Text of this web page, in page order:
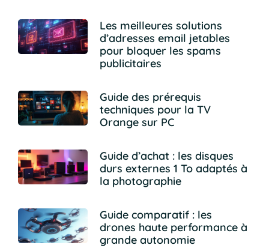
Les meilleures solutions
d’adresses email jetables
pour bloquer les spams
publicitaires
Guide des prérequis
techniques pour la TV
Orange sur PC
Guide d’achat : les disques
durs externes 1 To adaptés à
la photographie
Guide comparatif : les
drones haute performance à
grande autonomie